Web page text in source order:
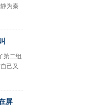
为秦
第二组
己又
屏